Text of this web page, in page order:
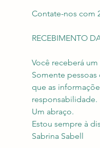
Contate-nos com
RECEBIMENTO
Você receberá
Somente
que as
responsabilidade.
Um abraço.
Estou sempre à